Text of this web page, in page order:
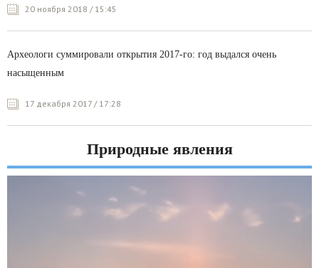
20 ноября 2018 / 15:45
Археологи суммировали открытия 2017-го: год выдался очень
насыщенным
17 декабря 2017 / 17:28
Природные явления